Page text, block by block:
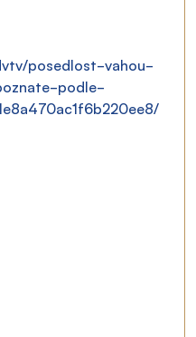
posedlost-vahou-
podle-